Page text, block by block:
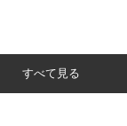
すべて見る